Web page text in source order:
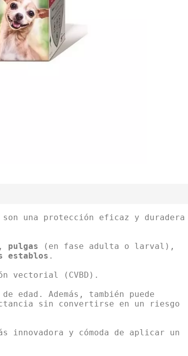
son una protección eficaz y duradera
pulgas (en fase adulta o larval),
establos .
vectorial (CVBD).
edad. Además, también puede
sin convertirse en un riesgo
innovadora y cómoda de aplicar un